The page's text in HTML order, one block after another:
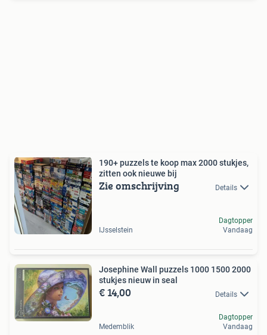
190+ puzzels te koop max 2000 stukjes,
zitten ook nieuwe bij
Zie omschrijving Details
IJsselstein
Dagtopper
Vandaag
Josephine Wall puzzels 1000 1500 2000
stukjes nieuw in seal
€ 14,00 Details
Medemblik
Dagtopper
Vandaag